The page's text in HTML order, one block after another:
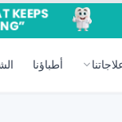
أطباؤنا